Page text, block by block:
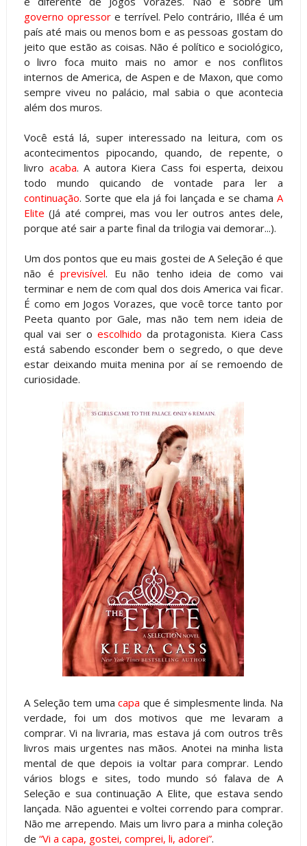
governo opressore terrível. Pelo contrário, Illéa é um
país até mais ou menos bom e as pessoas gostam do
jeito que estão as coisas. Não é político e sociológico,
o livro foca muito mais no amor e nos conflitos
internos de America, de Aspen e de Maxon, que como
sempre viveu no palácio, mal sabia o que acontecia
além dos muros.
Você está lá, super interessado na leitura, com os
acontecimentos pipocando, quando, de repente, o
livro acaba. A autora Kiera Cass foi esperta, deixou
todo mundo quicando de vontade para ler a
continuação. Sorte que ela já foi lançada e se chamaA
Elite (Já até comprei, mas vou ler outros antes dele,
porque até sair a parte final da trilogia vai demorar...).
Um dos pontos que eu mais gostei de A Seleção é que
não éprevisível. Eu não tenho ideia de como vai
terminar e nem de com qual dos dois America vai ficar.
É como em Jogos Vorazes, que você torce tanto por
Peeta quanto por Gale, mas não tem nem ideia de
qual vai ser o escolhido da protagonista. Kiera Cass
está sabendo esconder bem o segredo, o que deve
estar deixando muita menina por aí se remoendo de
curiosidade.
A Seleção tem umacapa que é simplesmente linda. Na
verdade, foi um dos motivos que me levaram a
comprar. Vi na livraria, mas estava já com outros três
livros mais urgentes nas mãos. Anotei na minha lista
mental de que depois ia voltar para comprar. Lendo
vários blogs e sites, todo mundo só falava de A
Seleção e sua continuação A Elite, que estava sendo
lançada. Não aguentei e voltei correndo para comprar.
Não me arrependo. Mais um livro para a minha coleção
de “Vi a capa, gostei, comprei, li, adorei”.